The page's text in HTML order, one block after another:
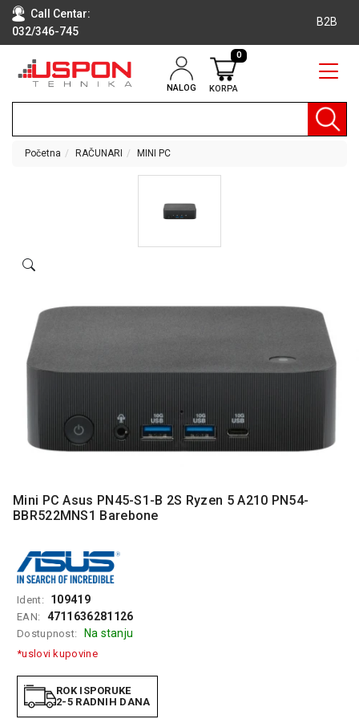
Call Centar:
032/346-745
B2B
NALOG KORPA
0
RAČUNARI
TEHNIKA
VIDEO
TABLET
RAČUNARI
MONITORI
MOBILNI I
MALI
KUĆNI
NEGA
LICA I
TELA
RAČUNARSKE
KOMPONENTE
RAČUNARSKE
PERIFERIJE
Početna RAČUNARI MINI PC
Mini PC Asus PN45-S1-B 2S Ryzen 5 A210 PN54-
BBR522MNS1 Barebone
Ident: 109419
EAN: 4711636281126
Dostupnost: Na stanju
*uslovi kupovine
ROK ISPORUKE
2-5 RADNIH DANA